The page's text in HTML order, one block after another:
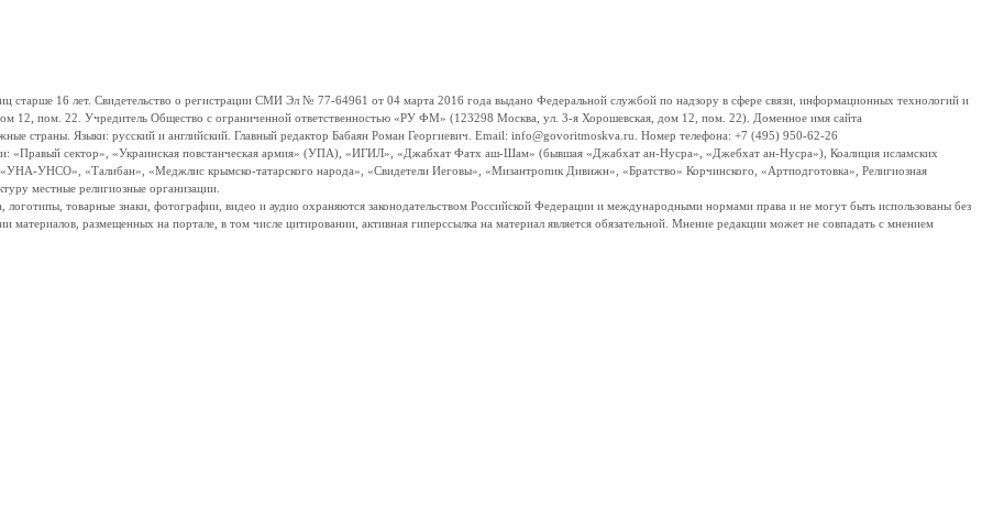
16 лет. Свидетельство о регистрации СМИ Эл № 77-64961 от 04 марта 2016 года выдано Федеральной службой по надзору в сфере связи, информационных технологий и
12, пом. 22. Учредитель Общество с ограниченной ответственностью «РУ ФМ» (123298 Москва, ул. 3-я Хорошевская, дом 12, пом. 22). Доменное имя сайта
страны. Языки: русский и английский. Главный редактор Бабаян Роман Георгиевич. Email: info@govoritmoskva.ru. Номер телефона: +7 (495) 950-62-26
«Правый сектор», «Украинская повстанческая армия» (УПА), «ИГИЛ», «Джабхат Фатх аш-Шам» (бывшая «Джабхат ан-Нусра», «Джебхат ан-Нусра»), Коалиция исламских
УНСО», «Талибан», «Меджлис крымско-татарского народа», «Свидетели Иеговы», «Мизантропик Дивижн», «Братство» Корчинского, «Артподготовка», Религиозная
местные религиозные организации.
товарные знаки, фотографии, видео и аудио охраняются законодательством Российской Федерации и международными нормами права и не могут быть использованы без
размещенных на портале, в том числе цитировании, активная гиперссылка на материал является обязательной. Мнение редакции может не совпадать с мнением